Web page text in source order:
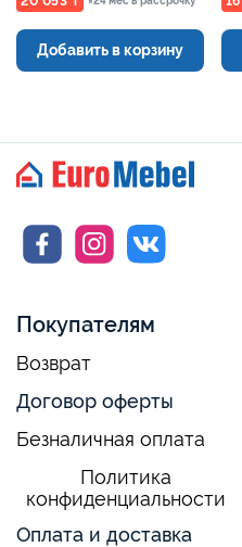
Добавить в корзину
Покупателям
Возврат
Договор оферты
Безналичная оплата
Политика
конфиденциальности
Оплата и доставка